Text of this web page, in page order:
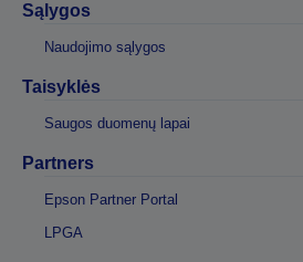
Sąlygos
Naudojimo sąlygos
Taisyklės
Saugos duomenų lapai
Partners
Epson Partner Portal
LPGA